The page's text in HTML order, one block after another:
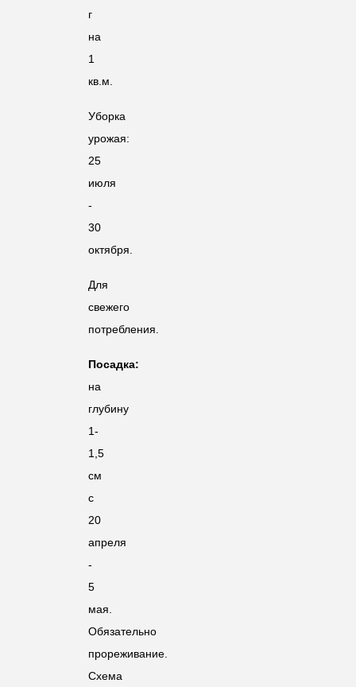
г
на
1
кв.м.
Уборка
урожая:
25
июля
-
30
октября.
Для
свежего
потребления.
Посадка:
на
глубину
1-
1,5
см
с
20
апреля
-
5
мая.
Обязательно
прореживание.
Схема